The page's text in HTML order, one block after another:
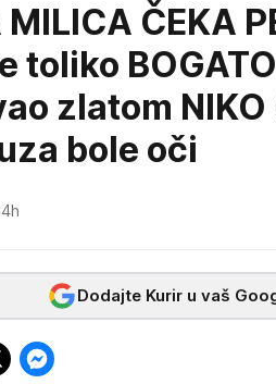
MILICA ČEKA
toliko
zlatom NIKO
bole oči
Dodajte Kurir u vaš